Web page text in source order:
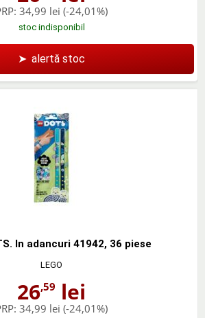
34,99 lei (-24,01%)
stoc indisponibil
➤ alertă stoc
In adancuri 41942, 36 piese
LEGO
26,59 lei
34,99 lei (-24,01%)